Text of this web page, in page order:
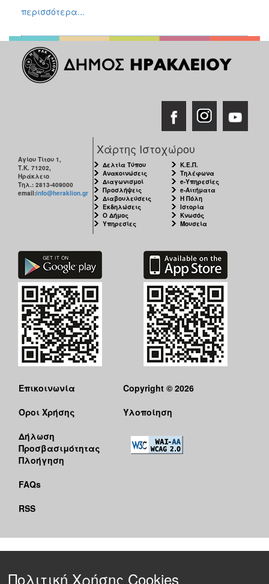
περισσότερα...
Αγίου Τίτου 1,
Τ.Κ. 71202,
Ηράκλειο
Τηλ.: 2813-409000
email:info@heraklion.gr
Χάρτης Ιστοχώρου
Δελτία Τύπου
Ανακοινώσεις
Διαγωνισμοί
Προσλήψεις
Διαβουλεύσεις
Εκδηλώσεις
Ο Δήμος
Υπηρεσίες
Κ.Ε.Π.
Τηλέφωνα
e-Υπηρεσίες
e-Αιτήματα
Η Πόλη
Ιστορία
Κνωσός
Μουσεία
Επικοινωνία
Όροι Χρήσης
Δήλωση
Προσβασιμότητας
Πλοήγηση
FAQs
RSS
Copyright © 2026
Υλοποίηση
Πολιτική Χρήσης Cookies